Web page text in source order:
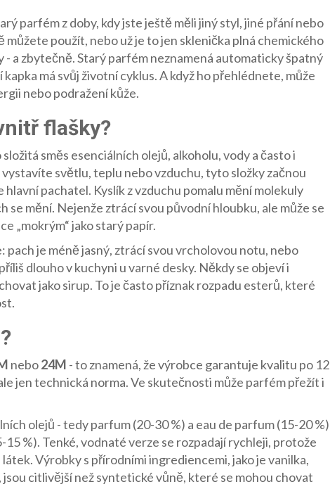
parfém z doby, kdy jste ještě měli jiný styl, jiné přání nebo
můžete použít, nebo už je to jen sklenička plná chemického
- a zbytečně. Starý parfém neznamená automaticky špatný
má svůj životní cyklus. A když ho přehlédnete, může
nebo podražení kůže.
flašky?
směs esenciálních olejů, alkoholu, vody a často i
světlu, teplu nebo vzduchu, tyto složky začnou
hlavní pachatel. Kyslík z vzduchu pomalu mění molekuly
se mění. Nejenže ztrácí svou původní hloubku, ale může se
„mokrým“ jako starý papír.
pach je méně jasný, ztrácí svou vrcholovou notu, nebo
dlouho v kuchyni u varné desky. Někdy se objeví i
jako sirup. To je často příznak rozpadu esterů, které
nebo24M - to znamená, že výrobce garantuje kvalitu po 12
jen technická norma. Ve skutečnosti může parfém přežít i
olejů - tedy parfum (20-30 %) a eau de parfum (15-20 %)
%). Tenké, vodnaté verze se rozpadají rychleji, protože
Výrobky s přírodními ingrediencemi, jako je vanilka,
citlivější než syntetické vůně, které se mohou chovat